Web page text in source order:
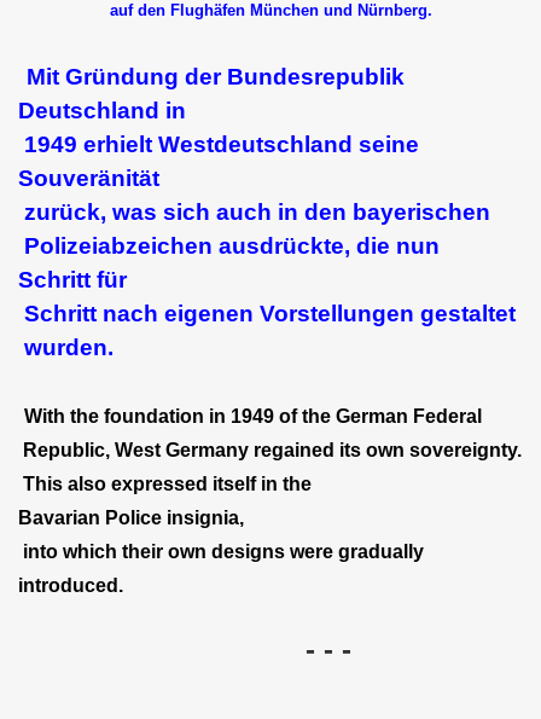
auf den Flughäfen München und Nürnberg.
Mit Gründung der Bundesrepublik
Deutschland in
1949 erhielt Westdeutschland seine
Souveränität
zurück, was sich auch in den bayerischen
Polizeiabzeichen ausdrückte, die nun
Schritt für
Schritt nach eigenen Vorstellungen gestaltet
wurden.
With the foundation in 1949 of the German Federal
Republic, West Germany regained its own sovereignty.
This also expressed itself in the
Bavarian Police insignia,
into which their own designs were gradually
introduced.
- - -